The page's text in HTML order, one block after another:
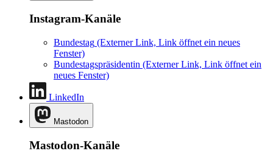
Instagram-Kanäle
Bundestag (Externer Link, Link öffnet ein neues
Fenster)
Bundestagspräsidentin (Externer Link, Link öffnet ein
neues Fenster)
LinkedIn
Mastodon
Mastodon-Kanäle